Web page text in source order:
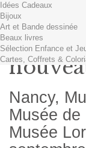
Continuer mes
Idées Cadeaux
Bijoux
Art et Bande dessinée
Beaux livres
Sélection Enfance et
Cartes, Coffrets &
Victor
Nancy,
Musée de
Musée